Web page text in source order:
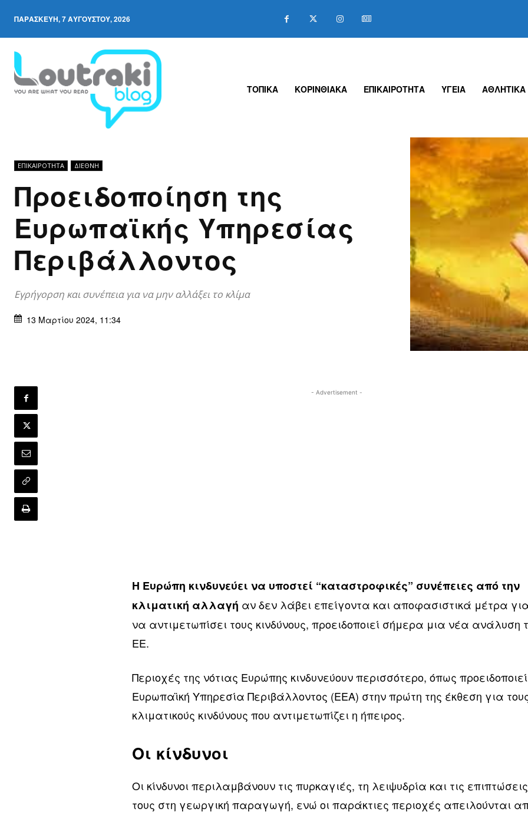
ΠΑΡΑΣΚΕΥΉ, 7 ΑΥΓΟΎΣΤΟΥ, 2026
ΤΟΠΙΚΑ ΚΟΡΙΝΘΙΑΚΑ ΕΠΙΚΑΙΡΟΤΗΤΑ ΥΓΕΙΑ ΑΘΛΗΤΙΚΑ
ΕΠΙΚΑΙΡΟΤΗΤΑ ΔΙΕΘΝΉ
Προειδοποίηση της
Ευρωπαϊκής Υπηρεσίας
Περιβάλλοντος
Εγρήγορση και συνέπεια για να μην αλλάξει το κλίμα
13 Μαρτίου 2024, 11:34
- Advertisement -
Η Ευρώπη κινδυνεύει να υποστεί “καταστροφικές” συνέπειες από την
κλιματική αλλαγή αν δεν λάβει επείγοντα και αποφασιστικά μέτρα
να αντιμετωπίσει τους κινδύνους, προειδοποιεί σήμερα μια νέα ανάλυση
ΕΕ.
Περιοχές της νότιας Ευρώπης κινδυνεύουν περισσότερο, όπως
Ευρωπαϊκή Υπηρεσία Περιβάλλοντος (EEA) στην πρώτη της έκθεση για
κλιματικούς κινδύνους που αντιμετωπίζει η ήπειρος.
Οι κίνδυνοι
Οι κίνδυνοι περιλαμβάνουν τις πυρκαγιές, τη λειψυδρία και τις επιπτώσεις
τους στη γεωργική παραγωγή, ενώ οι παράκτιες περιοχές απειλούνται